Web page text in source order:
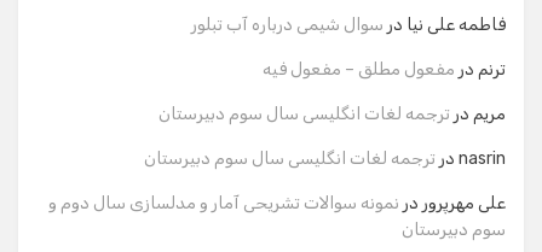
فاطمه علی نیا در سوال شیمی درباره آب تبلور
ترنم در مفعول مطلق – مفعول فیه
مریم در ترجمه لغات انگلیسی سال سوم دبیرستان
nasrin در ترجمه لغات انگلیسی سال سوم دبیرستان
علی مهرپرور در نمونه سوالات تشریحی آمار و مدلسازی سال دوم و
سوم دبیرستان
وارد کنید.
ایمیل